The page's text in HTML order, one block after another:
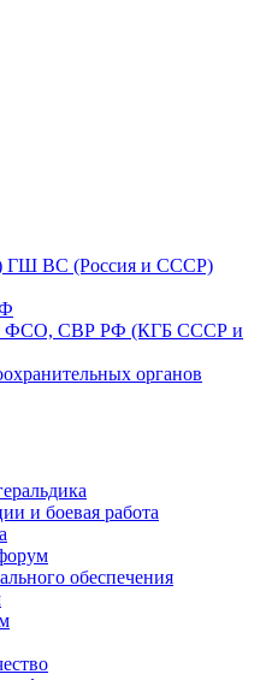
ВС (Россия и СССР)
ФСО, СВР РФ (КГБ СССР и
органов
и боевая работа
обеспечения